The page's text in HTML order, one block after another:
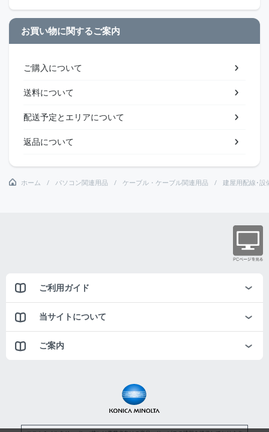
お買い物に関するご案内
ご購入について
送料について
配送予定とエリアについて
返品について
ホーム パソコン関連用品 ケーブル・ケーブル関連用品 建屋用配線･設
ご利用ガイド
当サイトについて
ご案内